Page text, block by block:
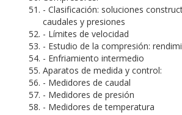
- Clasificación: soluciones
caudales y presiones
- Límites de velocidad
- Estudio de la compresión:
- Enfriamiento intermedio
Aparatos de medida y control:
- Medidores de caudal
- Medidores de presión
- Medidores de temperatura